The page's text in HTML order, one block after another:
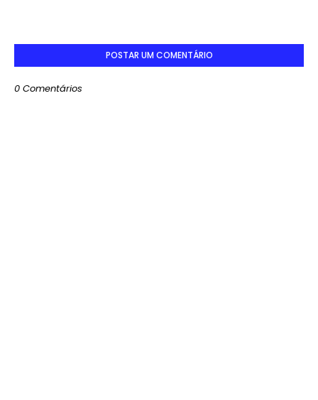
POSTAR UM COMENTÁRIO
0 Comentários